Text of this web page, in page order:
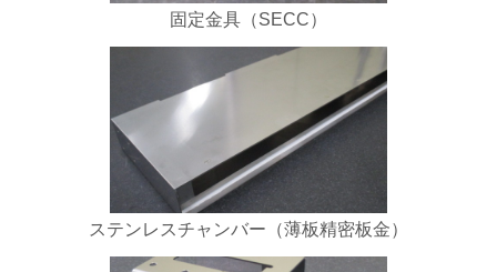
固定金具（SECC）
ステンレスチャンバー（薄板精密板金）